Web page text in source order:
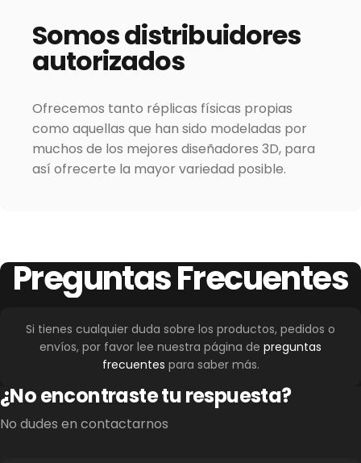
Somosdistribuidores
autorizados
Ofrecemos tanto réplicas físicas propias
como aquellas que han sido modeladas por
muchos de los mejores diseñadores 3D, para
así ofrecerte la mayor variedad posible.
PreguntasFrecuentes
Si tienes cualquier duda sobre los productos, pedidos o
envíos, por favor lee nuestra página de preguntas
frecuentes para saber más.
¿No encontraste tu respuesta?
No dudes en contactarnos